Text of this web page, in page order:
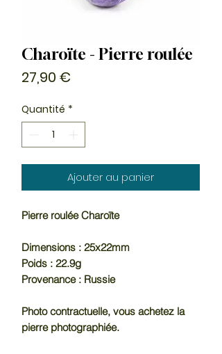
Charoïte - Pierre roulée
27,90 €
Quantité *
Ajouter au panier
Pierre roulée Charoïte
Dimensions : 25x22mm
Poids : 22.9g
Provenance : Russie
Photo contractuelle, vous achetez la
pierre photographiée.